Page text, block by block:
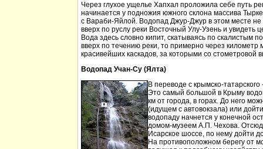
Через глухое ущелье Хапхал проложила себе путь
начинается у подножия южного склона массива
с Вараби-Яйлой. Водопад Джур-Джур в этом месте
вверх по руслу реки Восточный Улу-Узень и увидеть
Вода здесь словно кипит, скатываясь по скалистым
вверх по течению реки, то примерно через километр
красивейших каскадов, за которыми со стометровой
Водопад Учан-Су (Ялта)
В переводе с крымско-
Это самый большой в Крыму
км от города, в горах. До него
(идущем с автовокзала) или
водопаду начнется у конечной
домом-музеем А.П. Чехова.
Исарское шоссе, по нему дойти
На противоположном берегу от